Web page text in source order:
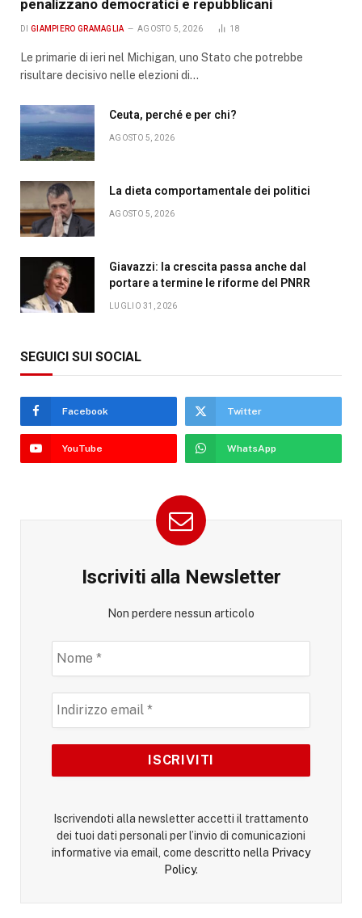
penalizzano democratici e repubblicani
DI GIAMPIERO GRAMAGLIA AGOSTO 5, 2026 18
Le primarie di ieri nel Michigan, uno Stato che potrebbe
risultare decisivo nelle elezioni di…
Ceuta, perché e per chi?
AGOSTO 5, 2026
La dieta comportamentale dei politici
AGOSTO 5, 2026
Giavazzi: la crescita passa anche dal
portare a termine le riforme del PNRR
LUGLIO 31, 2026
SEGUICI SUI SOCIAL
Facebook Twitter
YouTube WhatsApp
Iscriviti alla Newsletter
Non perdere nessun articolo
Iscrivendoti alla newsletter accetti il trattamento
dei tuoi dati personali per l’invio di comunicazioni
informative via email, come descritto nella Privacy
Policy.